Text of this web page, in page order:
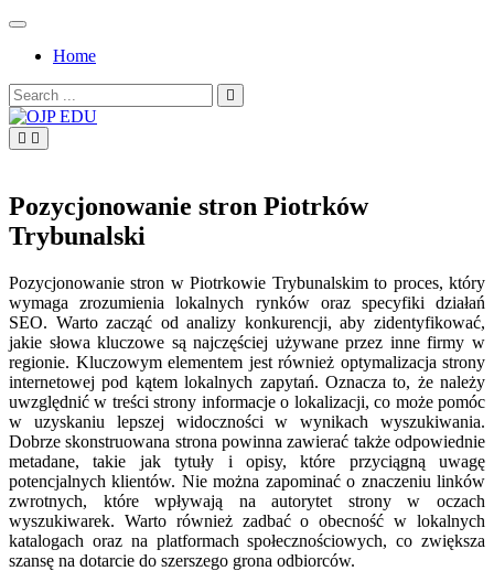
Skip
contentHome
Search
for:
Pozycjonowanie stron Piotrków
Trybunalski
Pozycjonowanie stron w Piotrkowie Trybunalskim to proces, który
wymaga zrozumienia lokalnych rynków oraz specyfiki działań
SEO. Warto zacząć od analizy konkurencji, aby zidentyfikować,
jakie słowa kluczowe są najczęściej używane przez inne firmy w
regionie. Kluczowym elementem jest również optymalizacja strony
internetowej pod kątem lokalnych zapytań. Oznacza to, że należy
uwzględnić w treści strony informacje o lokalizacji, co może pomóc
w uzyskaniu lepszej widoczności w wynikach wyszukiwania.
Dobrze skonstruowana strona powinna zawierać także odpowiednie
metadane, takie jak tytuły i opisy, które przyciągną uwagę
potencjalnych klientów. Nie można zapominać o znaczeniu linków
zwrotnych, które wpływają na autorytet strony w oczach
wyszukiwarek. Warto również zadbać o obecność w lokalnych
katalogach oraz na platformach społecznościowych, co zwiększa
szansę na dotarcie do szerszego grona odbiorców.